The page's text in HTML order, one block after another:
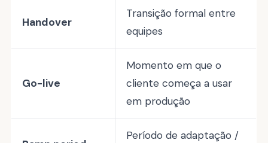
Handover
Transição formal entre
equipes
Go-live
Momento em que o
cliente começa a usar
em produção
Período de adaptação /